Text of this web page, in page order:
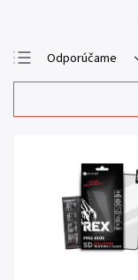
Odporúčame
Najlacnejšie
Najdrahšie
Abecedne